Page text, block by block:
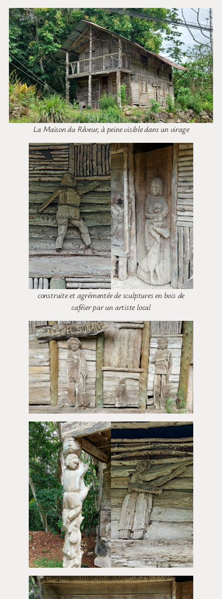
La Maison du Rêveur, à peine visible dans un virage
construite et agrémentée de sculptures en bois de
caféier par un artiste local